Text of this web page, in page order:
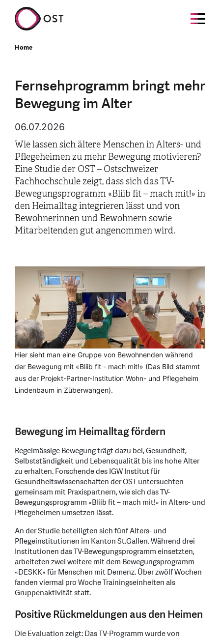
Home
Fernsehprogramm bringt mehr
Bewegung im Alter
06.07.2026
Wie lassen sich ältere Menschen in Alters- und
Pflegeheimen zu mehr Bewegung motivieren?
Eine Studie der OST – Ostschweizer
Fachhochschule zeigt, dass sich das TV-
Bewegungsprogramm «Bliib fit – mach mit!» in
den Heimalltag integrieren lässt und von
Bewohnerinnen und Bewohnern sowie
Mitarbeitenden gut angenommen wird.
Hier sieht man eine Gruppe von Bewohnenden während
der Bewegung mit «Bliib fit - mach mit!» (Das Bild stammt
aus der Projekt-Partner-Institution Wohn- und Pflegeheim
Lindenbaum in Züberwangen).
Bewegung im Heimalltag fördern
Regelmässige Bewegung trägt dazu bei, Gesundheit,
Selbstständigkeit und Lebensqualität bis ins hohe Alter
zu erhalten. Forschende des IGW Institut für
Gesundheitswissenschaften der OST untersuchten
gemeinsam mit Praxispartnern, wie sich das TV-
Bewegungsprogramm «Bliib fit – mach mit!» in Alters- und
Pflegeheimen umsetzen lässt.
An der Studie beteiligten sich fünf Alters- und
Pflegeinstitutionen im Kanton St.Gallen. Während drei
Institutionen das TV-Bewegungsprogramm einsetzten,
arbeiteten zwei weitere mit dem Bewegungsprogramm
«DESKK» für Menschen mit Demenz. Über zwölf Wochen
fanden viermal pro Woche Trainingseinheiten als
Gruppenaktivität statt.
Positive Rückmeldungen aus den Heimen
Die Evaluation zeigt: Das TV-Programm wurde von